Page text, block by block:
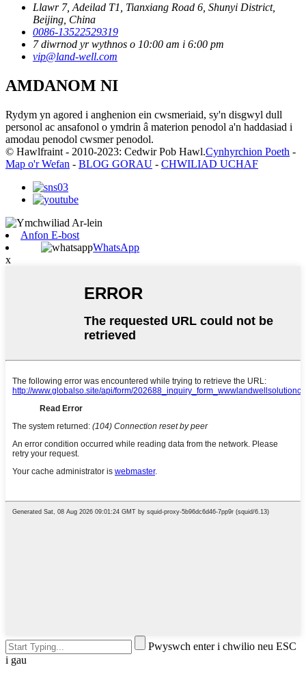
Llawr 7, Adeilad T1, Tianxiang Road 6, Shunyi District,
Beijing, China
0086-13522529319
7 diwrnod yr wythnos o 10:00 am i 6:00 pm
vip@land-well.com
AMDANOM NI
Rydym yn agored i anghenion ein cwsmeriaid, sy'n disgwyl dull
personol ac ansafonol o ymdrin â materion penodol a'n haddasiad i
amodau penodol cwsmer penodol.
© Hawlfraint - 2010-2023: Cedwir Pob Hawl.Cynhyrchion Poeth -
Map o'r Wefan - BLOG GORAU - CHWILIAD UCHAF
Anfon E-bost
WhatsApp
x
Pwyswch enter i chwilio neu ESC
i gau